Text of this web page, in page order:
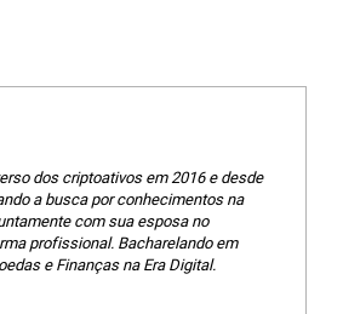
dos criptoativos em 2016 e desde
a busca por conhecimentos na
com sua esposa no
profissional. Bacharelando em
e Finanças na Era Digital.